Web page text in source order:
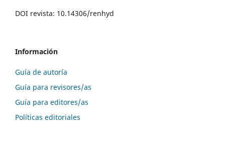
DOI revista: 10.14306/renhyd
Información
Guía de autoría
Guía para revisores/as
Guía para editores/as
Políticas editoriales